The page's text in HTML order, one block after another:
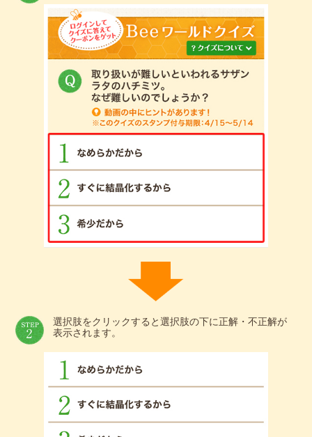
選択肢をクリックすると選択肢の下に正解・不正解が
表示されます。